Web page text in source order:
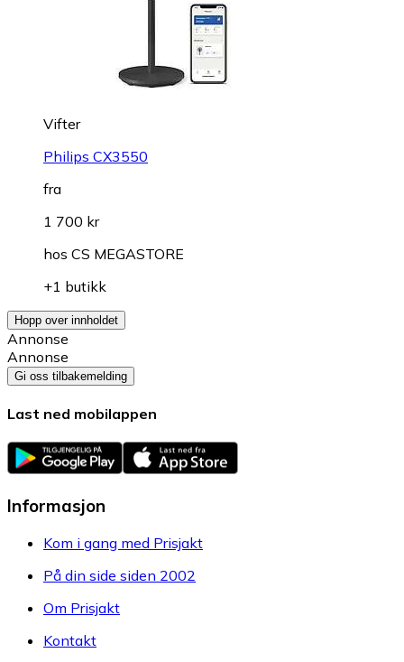
Vifter
Philips CX3550
fra
1 700 kr
hos CS MEGASTORE
+1 butikk
Hopp over innholdet
Annonse
Annonse
Gi oss tilbakemelding
Last ned mobilappen
Informasjon
Kom i gang med Prisjakt
På din side siden 2002
Om Prisjakt
Kontakt